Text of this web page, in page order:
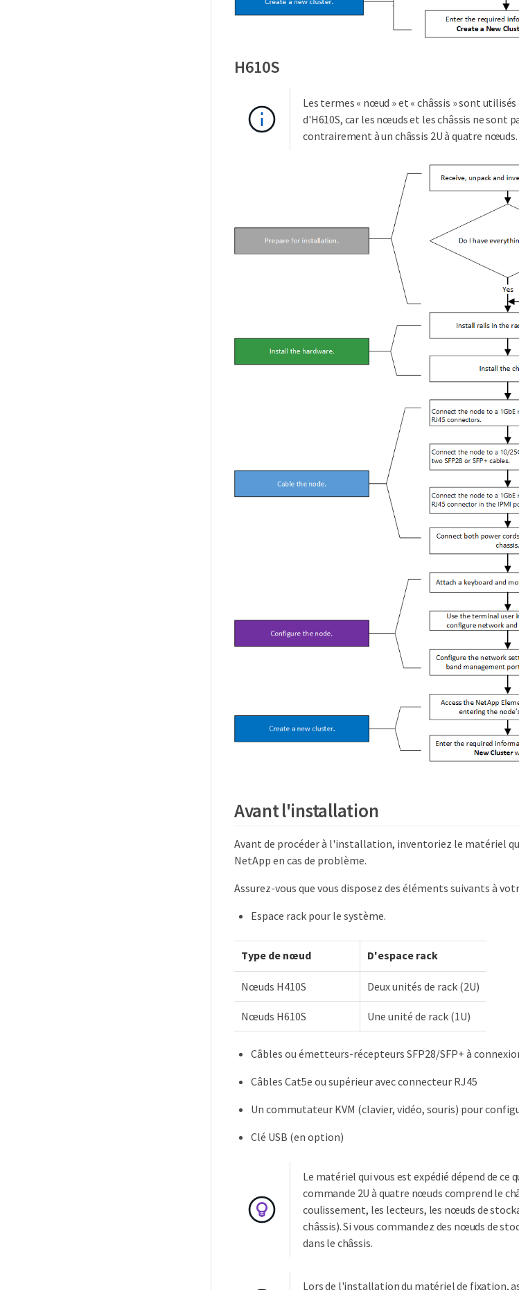
H610S
Les termes « nœud » et « châssis » sont
d'H610S, car les nœuds et les châssis ne sont
contrairement à un châssis 2U à quatre nœuds.
Avant l'installation
Avant de procéder à l'installation, inventoriez le matériel
NetApp en cas de problème.
Assurez-vous que vous disposez des éléments suivants à
Espace rack pour le système.
Type de nœud D'espace rack
Nœuds H410S Deux unités de rack (2U)
Nœuds H610S Une unité de rack (1U)
Câbles ou émetteurs-récepteurs SFP28/SFP+ à
Câbles Cat5e ou supérieur avec connecteur RJ45
Un commutateur KVM (clavier, vidéo, souris) pour
Clé USB (en option)
Le matériel qui vous est expédié dépend de ce
commande 2U à quatre nœuds comprend le
coulissement, les lecteurs, les nœuds de
châssis). Si vous commandez des nœuds de
dans le châssis.
Lors de l'installation du matériel de fixation,